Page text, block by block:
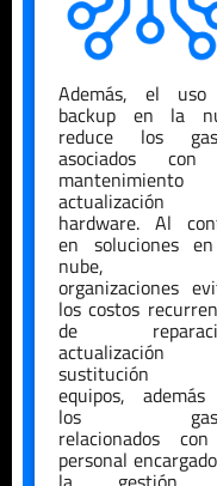
Además, el
backup en la
reduce los
asociados
actualización
hardware. Al
en soluciones
nube,
organizaciones
los costos
de
sustitución
equipos,
los
relacionados
personal